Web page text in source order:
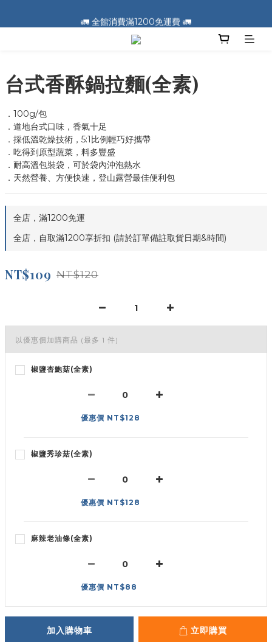
📣 加入會員送100元購物金 📣
台式香酥鍋拉麵(全素)
．100g/包
．道地台式口味，香氣十足
．採低溫乾燥技術，5:1比例輕巧好攜帶
．吃得到原型蔬菜，料多豐盛
．耐高溫包裝袋，可於袋內沖泡熱水
．天然營養、方便快速，登山露營最佳便利包
全店，滿1200免運
全店，自取滿1200享折扣 (請於訂單備註取貨日期&時間)
NT$109 NT$120
以優惠價加購商品 (最多 1 件)
椒鹽杏鮑菇(全素)
優惠價 NT$128
椒鹽秀珍菇(全素)
優惠價 NT$128
麻辣老油條(全素)
優惠價 NT$88
加入購物車 立即購買